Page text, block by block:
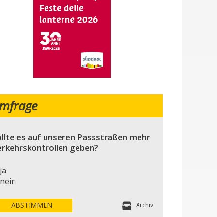
es auf unseren Passstraßen mehr
geben?
ja
nein
ABSTIMMEN Archiv